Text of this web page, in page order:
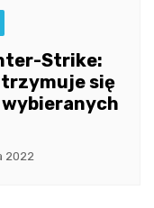
Strike:
się
2022